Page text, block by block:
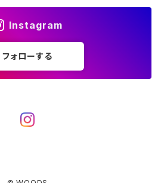
Instagram
フォローする